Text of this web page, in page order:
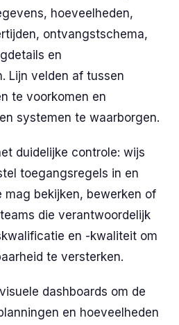
hoeveelheden,
ontvangstschema,
en
Lijn velden af tussen
te voorkomen en
systemen te waarborgen.
duidelijke controle: wijs
toegangsregels in en
mag bekijken, bewerken of
die verantwoordelijk
en -kwaliteit om
te versterken.
dashboards om de
en hoeveelheden